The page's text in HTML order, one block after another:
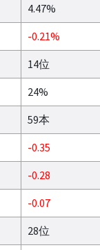
4.47%
-0.21%
14位
24%
59本
-0.35
-0.28
-0.07
28位